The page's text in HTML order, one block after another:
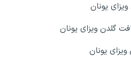
یونان
گلدن ویزای یونان
یونان